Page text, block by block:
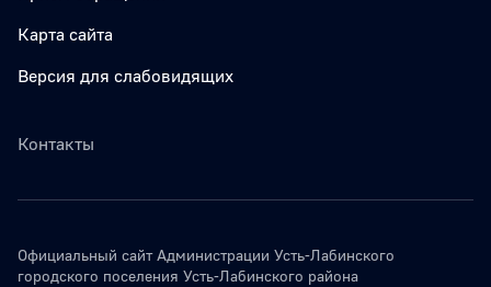
Карта сайта
Версия для слабовидящих
Контакты
Официальный сайт Администрации Усть-Лабинского
городского поселения Усть-Лабинского района